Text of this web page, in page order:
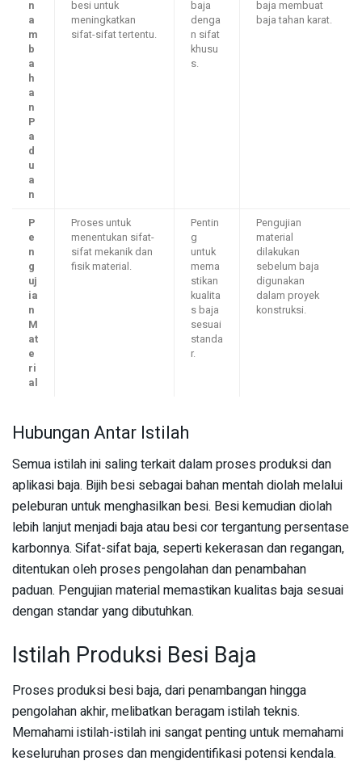
n
a
m
b
a
h
a
n
P
a
d
u
a
n
besi untuk
meningkatkan
sifat-sifat tertentu.
baja
denga
n sifat
khusu
s.
baja membuat
baja tahan karat.
P
e
n
g
uj
ia
n
M
at
e
ri
al
Proses untuk
menentukan sifat-
sifat mekanik dan
fisik material.
Pentin
g
untuk
mema
stikan
kualita
s baja
sesuai
standa
r.
Pengujian
material
dilakukan
sebelum baja
digunakan
dalam proyek
konstruksi.
Hubungan Antar Istilah
Semua istilah ini saling terkait dalam proses produksi dan
aplikasi baja. Bijih besi sebagai bahan mentah diolah melalui
peleburan untuk menghasilkan besi. Besi kemudian diolah
lebih lanjut menjadi baja atau besi cor tergantung persentase
karbonnya. Sifat-sifat baja, seperti kekerasan dan regangan,
ditentukan oleh proses pengolahan dan penambahan
paduan. Pengujian material memastikan kualitas baja sesuai
dengan standar yang dibutuhkan.
Istilah Produksi Besi Baja
Proses produksi besi baja, dari penambangan hingga
pengolahan akhir, melibatkan beragam istilah teknis.
Memahami istilah-istilah ini sangat penting untuk memahami
keseluruhan proses dan mengidentifikasi potensi kendala.